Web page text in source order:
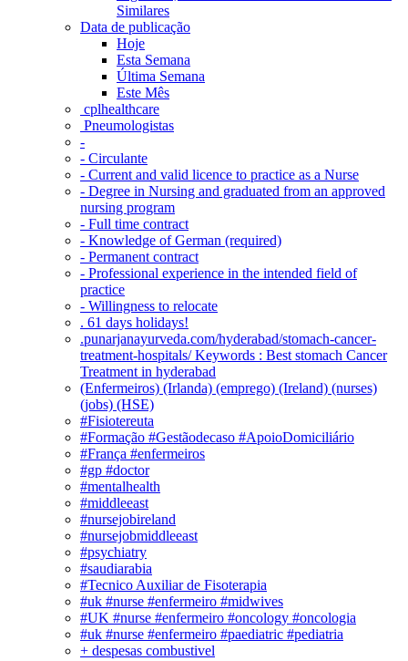
Similares
Data de publicação
Hoje
Esta Semana
Última Semana
Este Mês
‎ cplhealthcare‬
Pneumologistas
-
- Circulante
- Current and valid licence to practice as a Nurse
- Degree in Nursing and graduated from an approved
nursing program
- Full time contract
- Knowledge of German (required)
- Permanent contract
- Professional experience in the intended field of
practice
- Willingness to relocate
. 61 days holidays!
.punarjanayurveda.com/hyderabad/stomach-cancer-
treatment-hospitals/ Keywords : Best stomach Cancer
Treatment in hyderabad
(Enfermeiros) (Irlanda) (emprego) (Ireland) (nurses)
(jobs) (HSE)
#Fisiotereuta
#Formação #Gestãodecaso #ApoioDomiciliário
#França #enfermeiros
#gp #doctor
#mentalhealth
#middleeast
#nursejobireland
#nursejobmiddleeast
#psychiatry
#saudiarabia
#Tecnico Auxiliar de Fisoterapia
#uk #nurse #enfermeiro #midwives
#UK #nurse #enfermeiro #oncology #oncologia
#uk #nurse #enfermeiro #paediatric #pediatria
+ despesas combustivel